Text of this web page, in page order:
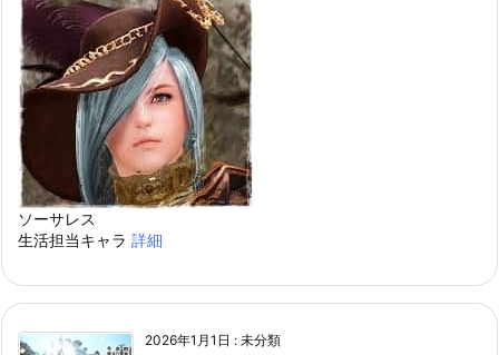
ソーサレス
生活担当キャラ 詳細
2026年1月1日 : 未分類